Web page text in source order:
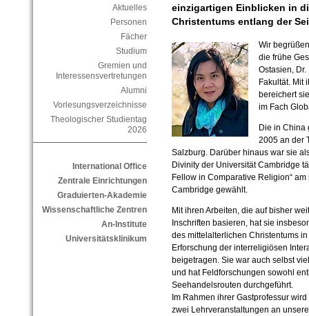
Aktuelles
Personen
Fächer
Studium
Gremien und
Interessensvertretungen
Alumni
Vorlesungsverzeichnisse
Theologischer Studientag
2026
International Office
Zentrale Einrichtungen
Graduierten-Akademie
Wissenschaftliche Zentren
An-Institute
Universitätsklinikum
einzigartigen Einblicken in
Christentums entlang der
Wir
die frühe
Ostasien,
Fakultät. Mit
bereichert
im Fach
Die in China
2005 an der
Salzburg. Darüber hinaus war sie
Divinity der Universität Cambridge
Fellow in Comparative Religion“
Cambridge gewählt.
Mit ihren Arbeiten, die auf bisher
Inschriften basieren, hat sie
des mittelalterlichen Christentums
Erforschung der interreligiösen
beigetragen. Sie war auch selbst
und hat Feldforschungen sowohl
Seehandelsrouten durchgeführt.
Im Rahmen ihrer Gastprofessur
zwei Lehrveranstaltungen an